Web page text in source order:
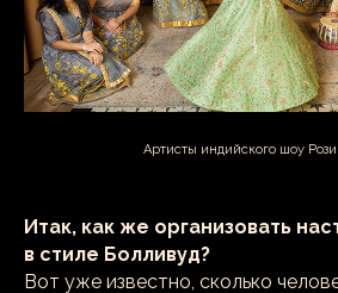
Артисты индийского шоу
Итак, как же организовать
в стиле Болливуд?
Вот уже известно, сколько